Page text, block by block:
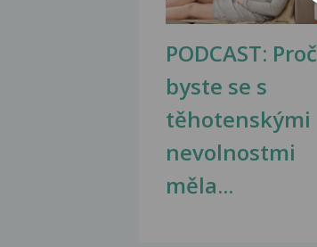
PODCAST: Proč
byste se s
těhotenskými
nevolnostmi
měla...